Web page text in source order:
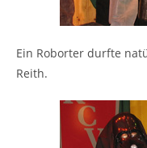
Ein Roborter durfte
Reith.